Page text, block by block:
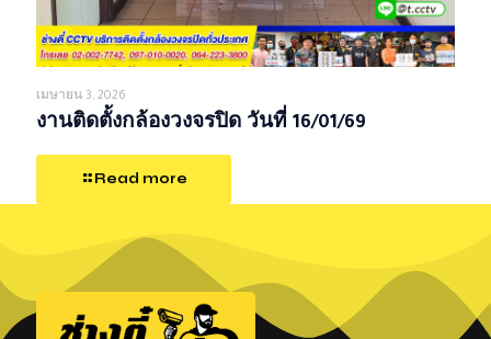
เมษายน 3, 2026
งานติดตั้งกล้องวงจรปิด วันที่ 16/01/69
Read more